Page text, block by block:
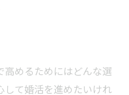
めるためにはどんな選
て婚活を進めたいけれ